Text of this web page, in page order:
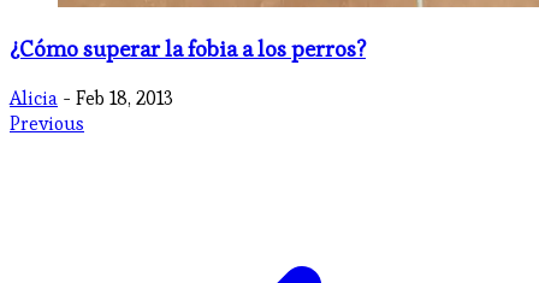
¿Cómo superar la fobia a los perros?
Alicia - Feb 18, 2013
Previous